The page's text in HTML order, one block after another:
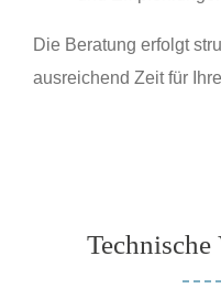
Die Beratung erfolgt
ausreichend Zeit für
Technische